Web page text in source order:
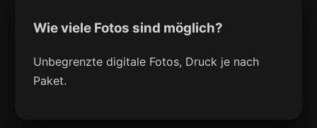
Wie viele Fotos sind möglich?
Unbegrenzte digitale Fotos, Druck je nach
Paket.